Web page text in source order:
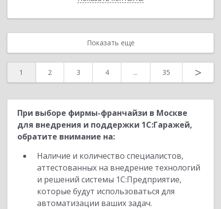
Показать еще
1 2 3 4 ... 35 >
При выборе фирмы-франчайзи в Москве
для внедрения и поддержки 1С:Гаражей,
обратите внимание на:
Наличие и количество специалистов,
аттестованных на внедрение технологий
и решений системы 1С:Предприятие,
которые будут использоваться для
автоматизации ваших задач.